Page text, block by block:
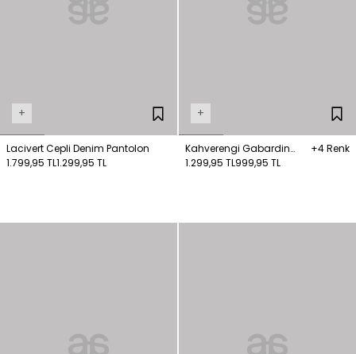
+
Lacivert Cepli Denim Pantolon
1.799,95 TL1.299,95 TL
+
Kahverengi Gabardin
Pantolon
+4 Renk
1.299,95 TL999,95 TL